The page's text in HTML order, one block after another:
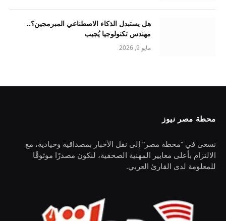
هل يستبدل الذكاء الاصطناعي المبرمجين؟..
مهندس تكنولوجيا يُجيب
مايو 9, 2026
محطة مصر نيوز
نسعى في “محطة مصر” إلى نقل الأخبار بمصداقية وحيادية، مع
الالتزام بأعلى معايير المهنية الصحفية، لنكون مصدرًا موثوقًا
للمعلومة لدى القارئ العربي.